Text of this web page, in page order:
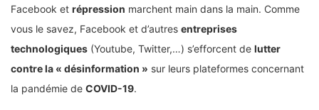
Facebook et répression marchent main dans la main. Comme
vous le savez, Facebook et d’autres entreprises
technologiques (Youtube, Twitter,…) s’efforcent de lutter
contre la « désinformation » sur leurs plateformes concernant
la pandémie de COVID-19.